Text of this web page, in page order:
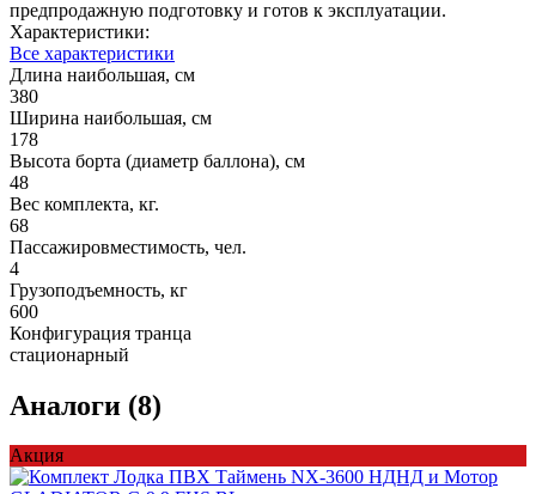
предпродажную подготовку и готов к эксплуатации.
Характеристики:
Все характеристики
Длина наибольшая, см
380
Ширина наибольшая, см
178
Высота борта (диаметр баллона), см
48
Вес комплекта, кг.
68
Пассажировместимость, чел.
4
Грузоподъемность, кг
600
Конфигурация транца
стационарный
Аналоги (8)
Акция